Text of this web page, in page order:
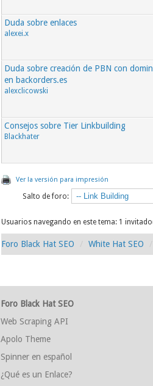
Duda sobre enlaces
alexei.x
Duda sobre creación de PBN con
en backorders.es
alexclicowski
Consejos sobre Tier Linkbuilding
Blackhater
Ver la versión para impresión
Salto de foro:
Usuarios navegando en este tema: 1
Foro Black Hat SEO White Hat SEO
Foro Black Hat SEO
Web Scraping API
Apolo Theme
Spinner en español
¿Qué es un Enlace?